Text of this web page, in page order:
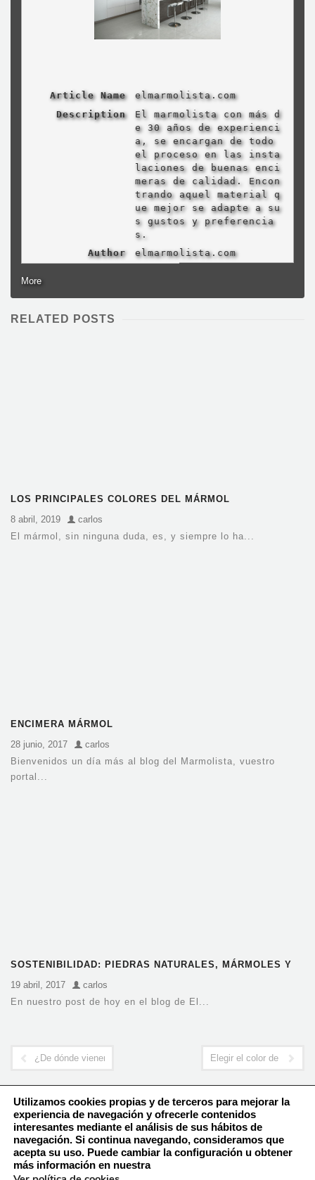
Article Name
elmarmolista.com
Description
El marmolista con más d
e 30 años de experienci
a, se encargan de todo
el proceso en las insta
laciones de buenas enci
meras de calidad. Encon
trando aquel material q
ue mejor se adapte a su
s gustos y preferencia
s.
Author
elmarmolista.com
More
RELATED POSTS
LOS PRINCIPALES COLORES DEL MÁRMOL
8 abril, 2019
carlos
El mármol, sin ninguna duda, es, y siempre lo ha...
ENCIMERA MÁRMOL
28 junio, 2017
carlos
Bienvenidos un día más al blog del Marmolista, vuestro
portal...
SOSTENIBILIDAD: PIEDRAS NATURALES, MÁRMOLES Y
GRANITOS
19 abril, 2017
carlos
En nuestro post de hoy en el blog de El...
¿De dónde vienen los mármoles que tenemos en Valencia?
Elegir el color de la
Política de Cookies
Aviso Legal – Política de Privacidad
Utilizamos cookies propias y de terceros para mejorar la
experiencia de navegación y ofrecerle contenidos
interesantes mediante el análisis de sus hábitos de
navegación. Si continua navegando, consideramos que
acepta su uso. Puede cambiar la configuración u obtener
más información en nuestra